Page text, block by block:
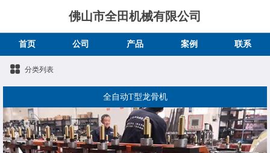
佛山市全田机械有限公司
首页 公司 产品 案例 联系
分类列表
全自动T型龙骨机